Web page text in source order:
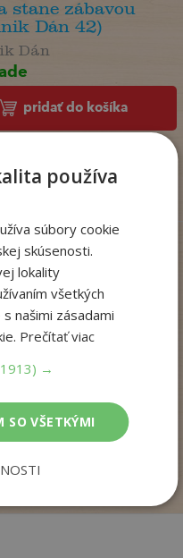
stane zábavou
Dán 42)
Dán
pridať do košíka
v Portugalsku
(v ...
pridať do košíka
používa
súbory cookie
skúsenosti.
lokality
všetkých
našimi zásadami
Prečítať viac
→
SO VŠETKÝMI